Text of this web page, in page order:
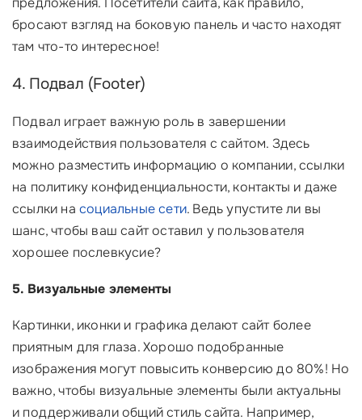
бросают взгляд на боковую панель и часто находят
там что-то интересное!
4. Подвал (Footer)
Подвал играет важную роль в завершении
взаимодействия пользователя с сайтом. Здесь
можно разместить информацию о компании, ссылки
на политику конфиденциальности, контакты и даже
ссылки на социальные сети. Ведь упустите ли вы
шанс, чтобы ваш сайт оставил у пользователя
хорошее послевкусие?
5. Визуальные элементы
Картинки, иконки и графика делают сайт более
приятным для глаза. Хорошо подобранные
изображения могут повысить конверсию до 80%! Но
важно, чтобы визуальные элементы были актуальны
и поддерживали общий стиль сайта. Например,